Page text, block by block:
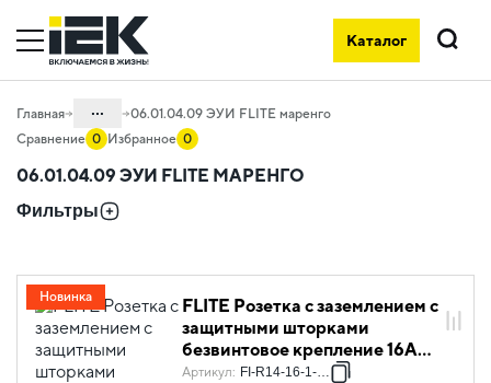
Каталог
Поиск
Главная ...
Каталог
06. Изделия электроустановочные,
удлинители и силовые разъемы
изделия скрытого монтажа FLITE
06.01.04.09 ЭУИ FLITE маренго
Сравнение 0 Избранное 0
06.01.04.09 ЭУИ FLITE МАРЕНГО
Фильтры
FLITE Розетка с заземлением с
защитными шторками
безвинтовое крепление 16А
РСш11-1-ФлМ маренго IEK
Артикул: FI-R14-16-1-K35
Новинка